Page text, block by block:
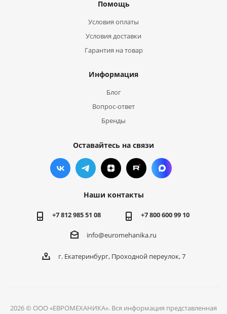
Помощь
Условия оплаты
Условия доставки
Гарантия на товар
Информация
Блог
Вопрос-ответ
Бренды
Оставайтесь на связи
Наши контакты
+7 812 985 51 08 +7 800 600 99 10
info@euromehanika.ru
г. Екатеринбург, Проходной переулок, 7
2026 © ООО «ЕВРОМЕХАНИКА». Вся информация представленная